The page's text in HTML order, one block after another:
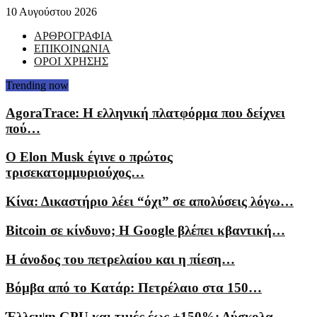
10 Αυγούστου 2026
ΑΡΘΡΟΓΡΑΦΙΑ
ΕΠΙΚΟΙΝΩΝΙΑ
ΟΡΟΙ ΧΡΗΣΗΣ
Trending now
AgoraTrace: Η ελληνική πλατφόρμα που δείχνει
πού…
Ο Elon Musk έγινε ο πρώτος
τρισεκατομμυριούχος…
Κίνα: Δικαστήριο λέει “όχι” σε απολύσεις λόγω…
Bitcoin σε κίνδυνο; Η Google βλέπει κβαντική…
Η άνοδος του πετρελαίου και η πίεση…
Βόμβα από το Κατάρ: Πετρέλαιο στα 150…